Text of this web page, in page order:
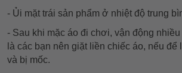
- Ủi mặt trái sản phẩm ở nhiệt độ trung
- Sau khi mặc áo đi chơi, vận động
là các bạn nên giặt liền chiếc áo, nếu để
và bị mốc.